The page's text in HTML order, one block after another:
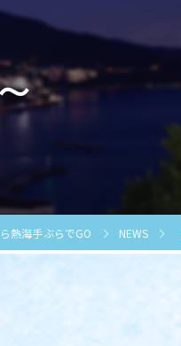
熱海手ぶらでGO NEWS